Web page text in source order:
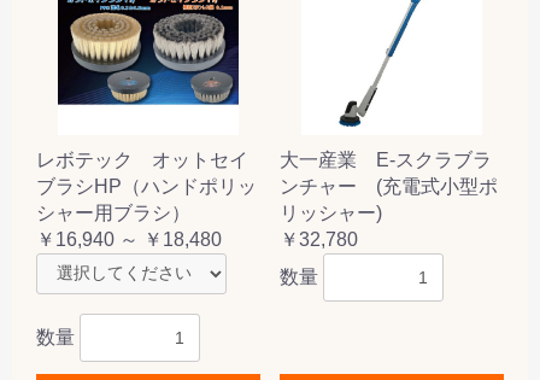
レボテック オットセイ
ブラシHP（ハンドポリッ
シャー用ブラシ）
￥16,940 ～ ￥18,480
数量
大一産業 E-スクラブラ
ンチャー (充電式小型ポ
リッシャー)
￥32,780
数量